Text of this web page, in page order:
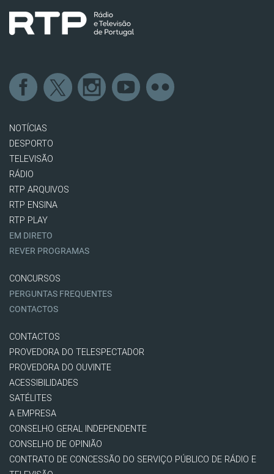
NOTÍCIAS
DESPORTO
TELEVISÃO
RÁDIO
RTP ARQUIVOS
RTP ENSINA
RTP PLAY
EM DIRETO
REVER PROGRAMAS
CONCURSOS
PERGUNTAS FREQUENTES
CONTACTOS
CONTACTOS
PROVEDORA DO TELESPECTADOR
PROVEDORA DO OUVINTE
ACESSIBILIDADES
SATÉLITES
A EMPRESA
CONSELHO GERAL INDEPENDENTE
CONSELHO DE OPINIÃO
CONTRATO DE CONCESSÃO DO SERVIÇO PÚBLICO DE RÁDIO E